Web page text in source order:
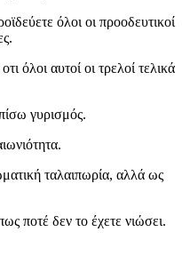
όλοι οι προοδευτικοί
όλοι αυτοί οι τρελοί τελικά
γυρισμός.
ταλαιπωρία, αλλά ως
ποτέ δεν το έχετε νιώσει.